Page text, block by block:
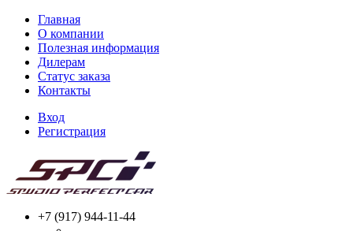
Главная
О компании
Полезная информация
Дилерам
Статус заказа
Контакты
Вход
Регистрация
+7 (917) 944-11-44